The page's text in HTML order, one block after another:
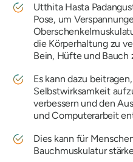
Utthita Hasta
Pose, um
die Körperhaltung zu
Bein, Hüfte und Bauch
Es kann dazu
Selbstwirksamkeit
verbessern und den
und Computerarbeit
Dies kann für
Bauchmuskulatur